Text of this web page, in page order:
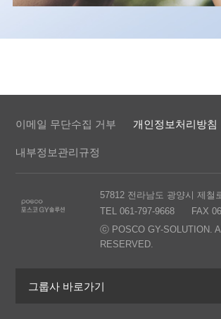
이메일 무단수집 거부 개인정보처리방침
내부정보관리규정
57812 전라남도 광양시 제철
TEL 061-797-9668
FAX
ⓒ POSCO GY-SOLUTION.
RESERVED.
그룹사 바로가기